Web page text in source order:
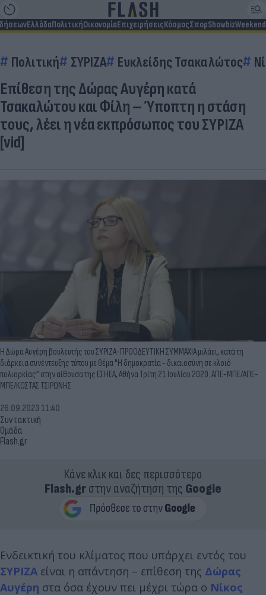
ΕλλάδαΠολιτικήΟικονομίαΕπιχειρήσειςΚόσμοςΣπορShowbizWeekend
Πολιτική ΣΥΡΙΖΑ Ευκλείδης Τσακαλώτος
Επίθεση της Δώρας Αυγέρη κατά
Τσακαλώτου και Φίλη – Ύποπτη η στάση
τους, λέει η νέα εκπρόσωπος του ΣΥΡΙΖΑ
[vid]
Η Δώρα Αυγέρη βουλευτής του ΣΥΡΙΖΑ-ΠΡΟΟΔΕΥΤΙΚΗ ΣΥΜΜΑΧΙΑ μιλάει, κατά τη
διάρκεια συνέντευξης τύπου με θέμα "Η δημοκρατία - δικαιοσύνη σε κλοιό
πολιορκίας” στην αίθουσα της ΕΣΗΕΑ, Αθήνα Τρίτη 21 Ιουλίου 2020. ΑΠΕ-ΜΠΕ/ΑΠΕ-
ΜΠΕ/ΚΩΣΤΑΣ ΤΣΙΡΩΝΗΣ
Συντακτική
Ομάδα
Flash.gr
26.09.2023 11:40
Κάνε κλικ και δες περισσότερο
Flash.grστην αναζήτηση της Google
Ενδεικτική του κλίματος που υπάρχει εντός του
ΣΥΡΙΖΑ είναι η απάντηση – επίθεση της Δώρας
Αυγέρη στα όσα έχουν πει μέχρι τώρα ο Νίκος